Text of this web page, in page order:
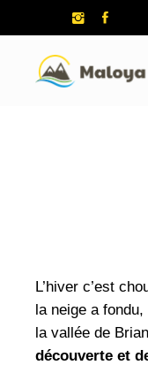
L’hiver c’est
la neige a
la vallée de
découverte et